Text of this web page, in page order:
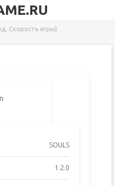
Скорость игры)
SOULS
1.2.0